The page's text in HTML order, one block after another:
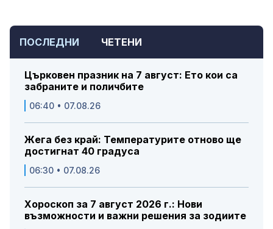
ПОСЛЕДНИ ЧЕТЕНИ
Църковен празник на 7 август: Ето кои са
забраните и поличбите
06:40 • 07.08.26
Жега без край: Температурите отново ще
достигнат 40 градуса
06:30 • 07.08.26
Хороскоп за 7 август 2026 г.: Нови
възможности и важни решения за зодиите